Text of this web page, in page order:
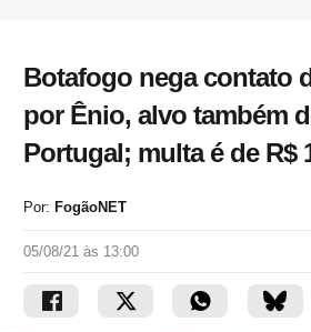
Botafogo nega contato
por Ênio, alvo também
Portugal; multa é de R$
Por: FogãoNET
05/08/21 às 13:00